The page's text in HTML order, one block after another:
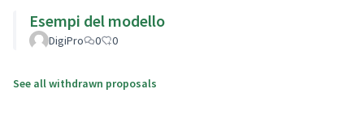
Esempi del modello
DigiPro 0 0
See all withdrawn proposals